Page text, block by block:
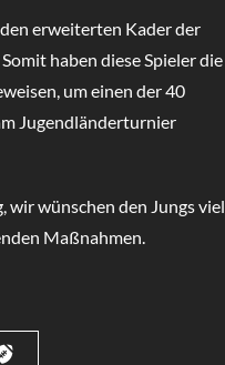
erweiterten Kader der
haben diese Spieler die
um einen der 40
Jugendländerturnier
wir wünschen den Jungs viel
Maßnahmen.